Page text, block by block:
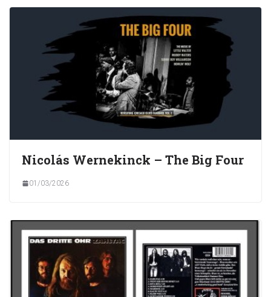
Nicolás Wernekinck – The Big Four
01/03/2026